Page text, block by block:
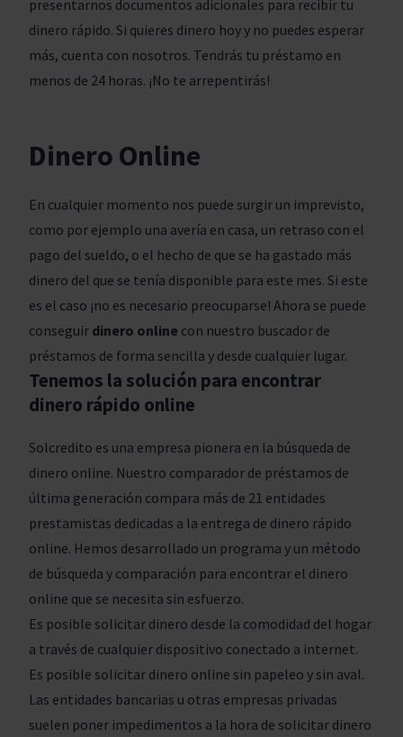
presentarnos documentos adicionales para recibir tu
dinero rápido. Si quieres dinero hoy y no puedes esperar
más, cuenta con nosotros. Tendrás tu préstamo en
menos de 24 horas. ¡No te arrepentirás!
Dinero Online
En cualquier momento nos puede surgir un imprevisto,
como por ejemplo una avería en casa, un retraso con el
pago del sueldo, o el hecho de que se ha gastado más
dinero del que se tenía disponible para este mes. Si este
es el caso ¡no es necesario preocuparse! Ahora se puede
conseguir dinero online con nuestro buscador de
préstamos de forma sencilla y desde cualquier lugar.
Tenemos la solución para encontrar
dinero rápido online
Solcredito es una empresa pionera en la búsqueda de
dinero online. Nuestro comparador de préstamos de
última generación compara más de 21 entidades
prestamistas dedicadas a la entrega de dinero rápido
online. Hemos desarrollado un programa y un método
de búsqueda y comparación para encontrar el dinero
online que se necesita sin esfuerzo.
Es posible solicitar dinero desde la comodidad del hogar
a través de cualquier dispositivo conectado a internet.
Es posible solicitar dinero online sin papeleo y sin aval.
Las entidades bancarias u otras empresas privadas
suelen poner impedimentos a la hora de solicitar dinero